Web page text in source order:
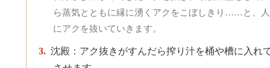
ら蒸気とともに縁に湧くアクをこぼしきり……と、
にアクを抜いていきます。
沈殿：アク抜きがすんだら搾り汁を桶や槽に入れ